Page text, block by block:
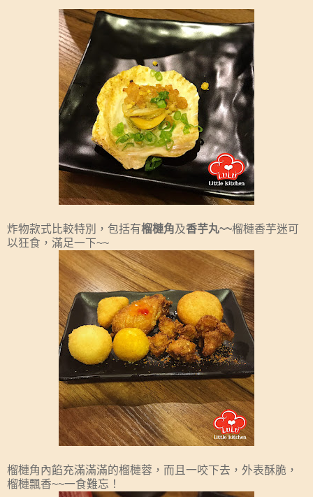
炸物款式比較特別，包括有榴槤角及香芋丸~~榴槤香芋迷可
以狂食，滿足一下~~
榴槤角內餡充滿滿滿的榴槤蓉，而且一咬下去，外表酥脆，
榴槤飄香~~一食難忘！